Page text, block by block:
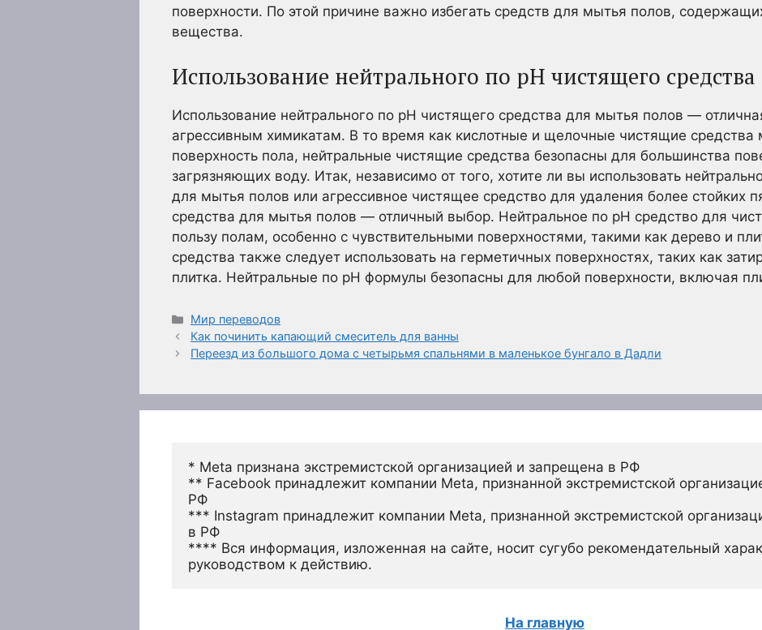
поверхности. По этой причине важно избегать средств для мытья полов,
вещества.
Использование нейтрального по рН чистящего средства
Использование нейтрального по рН чистящего средства для мытья полов —
агрессивным химикатам. В то время как кислотные и щелочные чистящие средства
поверхность пола, нейтральные чистящие средства безопасны для большинства
загрязняющих воду. Итак, независимо от того, хотите ли вы использовать
для мытья полов или агрессивное чистящее средство для удаления более стойких
средства для мытья полов — отличный выбор. Нейтральное по рН средство для
пользу полам, особенно с чувствительными поверхностями, такими как дерево и
средства также следует использовать на герметичных поверхностях, таких как
плитка. Нейтральные по рН формулы безопасны для любой поверхности, включая
Рубрики
Мир переводов
Как починить капающий смеситель для ванны
Переезд из большого дома с четырьмя спальнями в маленькое бунгало в Дадли
* Meta признана экстремистской организацией и запрещена в РФ
** Facebook принадлежит компании Meta, признанной экстремистской
РФ
*** Instagram принадлежит компании Meta, признанной экстремистской
в РФ
**** Вся информация, изложенная на сайте, носит сугубо рекомендательный
руководством к действию.
На главную